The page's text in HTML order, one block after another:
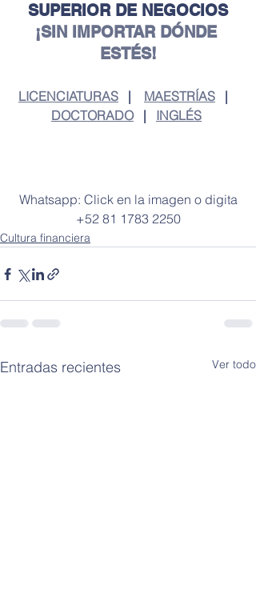
SUPERIOR DE NEGOCIOS
¡SIN IMPORTAR DÓNDE
ESTÉS!
LICENCIATURAS
   |
MAESTRÍAS
   |
DOCTORADO
   |
INGLÉS
+52 81 1783 2250
Cultura financiera
Entradas recientes Ver todo